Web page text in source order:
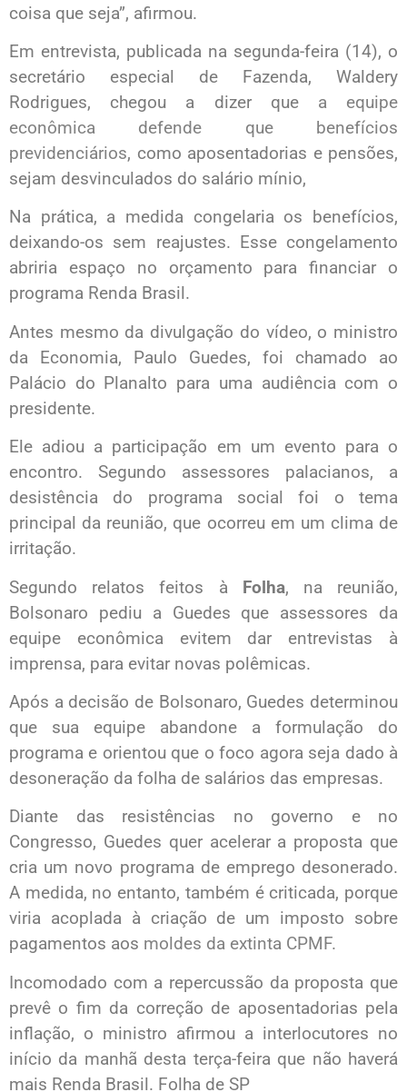
coisa que seja”, afirmou.
Em entrevista, publicada na segunda-feira (14), o
secretário especial de Fazenda, Waldery
Rodrigues, chegou a dizer quea equipe
econômica defende que benefícios
previdenciários, como aposentadorias e pensões,
sejam desvinculados do salário mínio,
Na prática, a medida congelaria os benefícios,
deixando-os sem reajustes. Esse congelamento
abriria espaço no orçamento para financiar o
programa Renda Brasil.
Antes mesmo da divulgação do vídeo, o ministro
da Economia, Paulo Guedes, foi chamado ao
Palácio do Planalto para uma audiência com o
presidente.
Ele adiou a participação em um evento para o
encontro. Segundo assessores palacianos, a
desistência do programa social foi o tema
principal da reunião, que ocorreu em um clima de
irritação.
Segundo relatos feitos à Folha, na reunião,
Bolsonaro pediu a Guedes que assessores da
equipe econômica evitem dar entrevistas à
imprensa, para evitar novas polêmicas. ​
Após a decisão de Bolsonaro, Guedes determinou
que sua equipe abandone a formulação do
programa e orientou que o foco agora seja dado à
desoneração da folha de salários das empresas.​
Diante das resistências no governo e no
Congresso, Guedes quer acelerar a proposta que
cria um novo programa de emprego desonerado.
A medida, no entanto, também é criticada, porque
viria acoplada à criação de um imposto sobre
pagamentos aos moldes da extinta CPMF.
Incomodado com a repercussão da proposta que
prevê o fim da correção de aposentadorias pela
inflação, o ministro afirmou a interlocutores no
início da manhã desta terça-feira que não haverá
mais Renda Brasil. Folha de SP